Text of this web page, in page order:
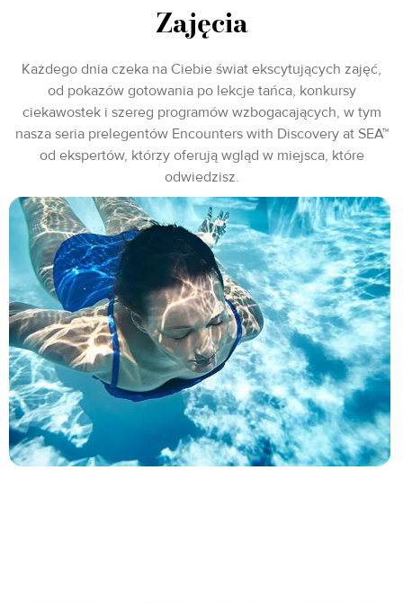
Zajęcia
Każdego dnia czeka na Ciebie świat ekscytujących zajęć,
od pokazów gotowania po lekcje tańca, konkursy
ciekawostek i szereg programów wzbogacających, w tym
nasza seria prelegentów Encounters with Discovery at SEA™
od ekspertów, którzy oferują wgląd w miejsca, które
odwiedzisz.